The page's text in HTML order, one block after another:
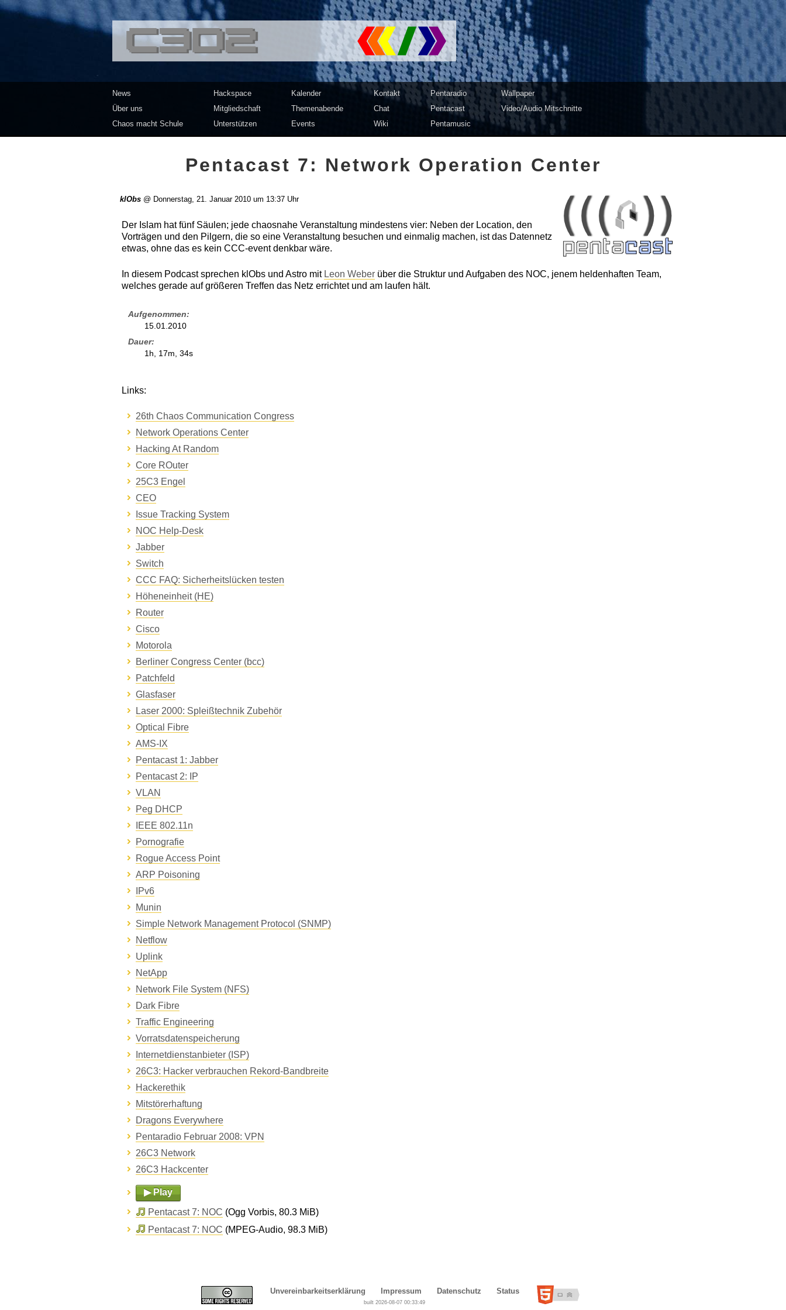
<<</>> Chaos Computer Club Dresden | c3d2
News
Über uns
Chaos macht Schule
Hackspace
Mitgliedschaft
Unterstützen
Kalender
Themenabende
Events
Kontakt
Chat
Wiki
Pentaradio
Pentacast
Pentamusic
Wallpaper
Video/Audio Mitschnitte
Pentacast 7: Network Operation Center
klObs @ Donnerstag, 21. Januar 2010 um 13:37 Uhr
Der Islam hat fünf Säulen; jede chaosnahe Veranstaltung mindestens vier: Neben der Location, den
Vorträgen und den Pilgern, die so eine Veranstaltung besuchen und einmalig machen, ist das Datennetz
etwas, ohne das es kein CCC-event denkbar wäre.
In diesem Podcast sprechen klObs und Astro mit Leon Weber über die Struktur und Aufgaben des NOC, jenem heldenhaften Team,
welches gerade auf größeren Treffen das Netz errichtet und am laufen hält.
Aufgenommen
15.01.2010
Dauer
1h, 17m, 34s
Links:
26th Chaos Communication Congress
Network Operations Center
Hacking At Random
Core ROuter
25C3 Engel
CEO
Issue Tracking System
NOC Help-Desk
Jabber
Switch
CCC FAQ: Sicherheitslücken testen
Höheneinheit (HE)
Router
Cisco
Motorola
Berliner Congress Center (bcc)
Patchfeld
Glasfaser
Laser 2000: Spleißtechnik Zubehör
Optical Fibre
AMS-IX
Pentacast 1: Jabber
Pentacast 2: IP
VLAN
Peg DHCP
IEEE 802.11n
Pornografie
Rogue Access Point
ARP Poisoning
IPv6
Munin
Simple Network Management Protocol (SNMP)
Netflow
Uplink
NetApp
Network File System (NFS)
Dark Fibre
Traffic Engineering
Vorratsdatenspeicherung
Internetdienstanbieter (ISP)
26C3: Hacker verbrauchen Rekord-Bandbreite
Hackerethik
Mitstörerhaftung
Dragons Everywhere
Pentaradio Februar 2008: VPN
26C3 Network
26C3 Hackcenter
▶ Play
Pentacast 7: NOC (Ogg Vorbis, 80.3 MiB)
Pentacast 7: NOC (MPEG-Audio, 98.3 MiB)
Unvereinbarkeitserklärung Impressum Datenschutz Status
built 2026-08-07 00:33:49